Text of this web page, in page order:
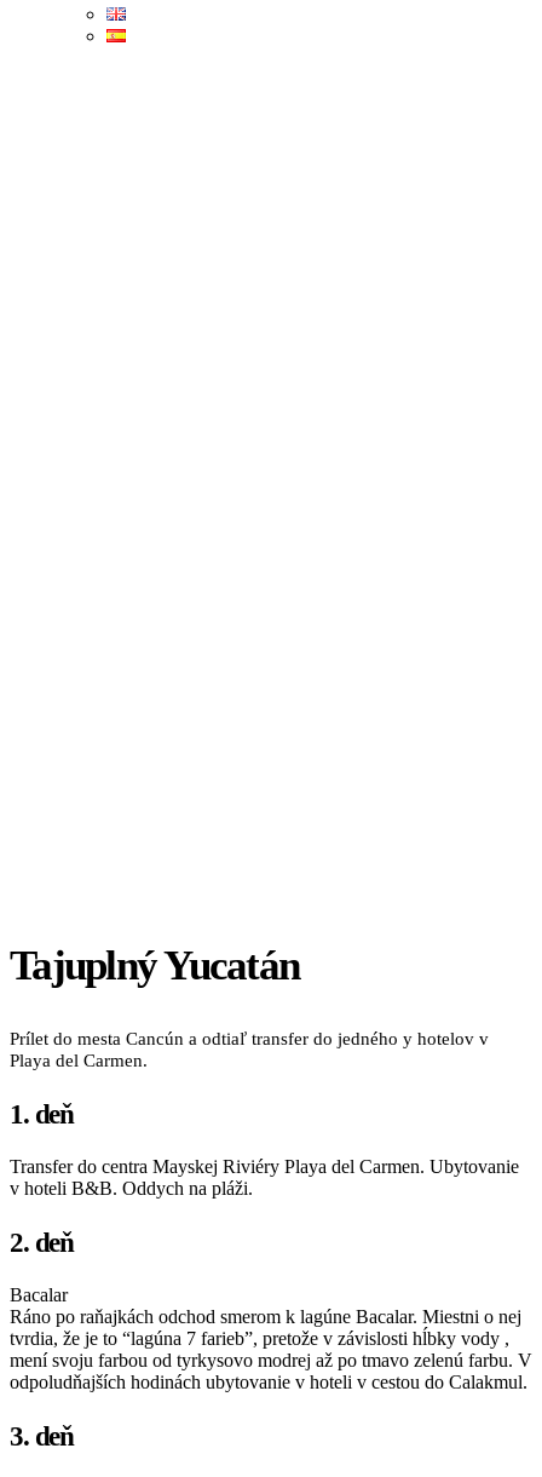
Tajuplný Yucatán
Prílet do mesta Cancún a odtiaľ transfer do jedného y hotelov v
Playa del Carmen.
1. deň
Transfer do centra Mayskej Riviéry Playa del Carmen. Ubytovanie
v hoteli B&B. Oddych na pláži.
2. deň
Bacalar
Ráno po raňajkách odchod smerom k lagúne Bacalar. Miestni o nej
tvrdia, že je to “lagúna 7 farieb”, pretože v závislosti hĺbky vody ,
mení svoju farbou od tyrkysovo modrej až po tmavo zelenú farbu. V
odpoludňajších hodinách ubytovanie v hoteli v cestou do Calakmul.
3. deň